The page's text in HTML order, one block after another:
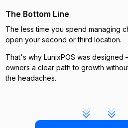
The Bottom Line
The less time you spend managing
open your second or third location.
That's why LunixPOS was
owners a clear path to growth
the headaches.